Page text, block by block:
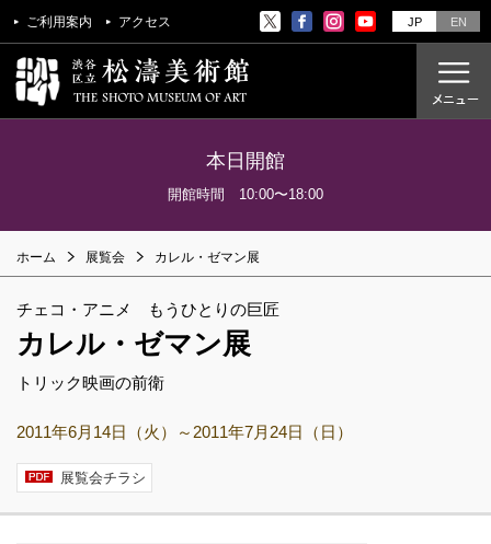
ご利用案内 アクセス JP EN
開催中の展覧会
これからの展覧会
過去の展覧会
美術教室
過去のイベント
本日開館
開館時間 10:00〜18:00
ホーム 展覧会 カレル・ゼマン展
チェコ・アニメ もうひとりの巨匠
カレル・ゼマン展
トリック映画の前衛
2011年6月14日（火）～2011年7月24日（日）
展覧会チラシ